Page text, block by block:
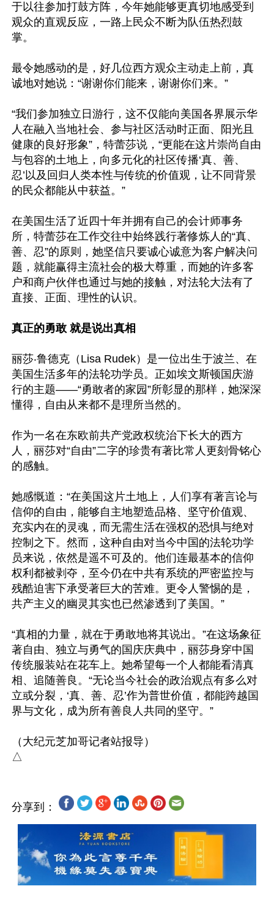
于以往参加打鼓方阵，今年她能够更真切地感受到
观众的直观反应，一路上民众不断为队伍热烈鼓
掌。
最令她感动的是，好几位西方观众主动走上前，真
诚地对她说：“谢谢你们能来，谢谢你们来。”
“我们参加独立日游行，这不仅能向美国各界展示华
人在融入当地社会、参与社区活动时正面、阳光且
健康的良好形象”，特蕾莎说，“更能在这片崇尚自由
与包容的土地上，向多元化的社区传播‘真、善、
忍’以及回归人类本性与传统的价值观，让不同背景
的民众都能从中获益。”
在美国生活了近四十年并拥有自己的会计师事务
所，特蕾莎在工作交往中始终践行著修炼人的“真、
善、忍”的原则，她坚信只要诚心诚意为客户解决问
题，就能赢得主流社会的极大尊重，而她的许多客
户和商户伙伴也通过与她的接触，对法轮大法有了
直接、正面、理性的认识。
真正的勇敢 就是说出真相
丽莎‧鲁德克（Lisa Rudek）是一位出生于波兰、在
美国生活多年的法轮功学员。正如埃文斯顿国庆游
行的主题——“勇敢者的家园”所彰显的那样，她深深
懂得，自由从来都不是理所当然的。
作为一名在东欧前共产党政权统治下长大的西方
人，丽莎对“自由”二字的珍贵有著比常人更刻骨铭心
的感触。
她感慨道：“在美国这片土地上，人们享有著言论与
信仰的自由，能够自主地塑造品格、坚守价值观、
充实内在的灵魂，而无需生活在强权的恐惧与绝对
控制之下。然而，这种自由对当今中国的法轮功学
员来说，依然是遥不可及的。他们连最基本的信仰
权利都被剥夺，至今仍在中共有系统的严密监控与
残酷迫害下承受著巨大的苦难。更令人警惕的是，
共产主义的幽灵其实也已然渗透到了美国。”
“真相的力量，就在于勇敢地将其说出。”在这场象征
著自由、独立与勇气的国庆庆典中，丽莎身穿中国
传统服装站在花车上。她希望每一个人都能看清真
相、追随善良。“无论当今社会的政治观点有多么对
立或分裂，‘真、善、忍’作为普世价值，都能跨越国
界与文化，成为所有善良人共同的坚守。”
（大纪元芝加哥记者站报导）
分享到：